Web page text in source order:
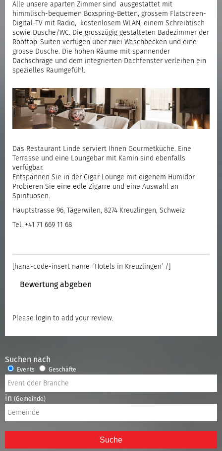
Alle unsere aparten Zimmer sind ausgestattet mit
himmlisch-bequemen Boxspring-Betten, grossem Flatscreen-
Digital-TV mit Radio, kostenlosem WLAN, einem Schreibtisch
sowie Dusche/WC. Die grosszügig gestalteten Badezimmer der
Rooftop-Suiten verfügen über zwei Waschbecken und eine
grosse Dusche. Die hohen Räume mit spannender
Dachschräge und dem integrierten Dachfenster verleihen ein
spezielles Raumgefühl.
Das Restaurant Linde serviert Ihnen Gourmetküche. Eine
Terrasse und eine Loungebar mit Kamin sind ebenfalls
verfügbar.
Entspannen Sie in der Cigar Lounge mit eigenem Humidor.
Probieren Sie eine edle Zigarre und eine Auswahl an
Spirituosen.
Hauptstrasse 96, Tägerwilen, 8274 Kreuzlingen, Schweiz
Tel. +41 71 669 11 68
[hana-code-insert name=’Hotels in Kreuzlingen‘ /]
Bewertung abgeben
Please login to add your review.
Suchen nach
Events Geschäfte
in (Gemeinde)
Suche